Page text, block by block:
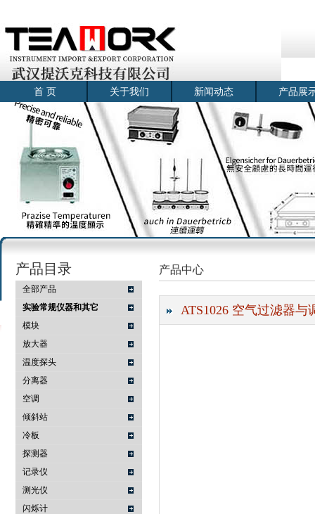
武汉提沃克科技有限公司
首 页 关于我们 新闻动态 产品展
产品目录
全部产品
实验常规仪器和其它
模块
放大器
温度探头
分离器
空调
倾斜站
冷板
探测器
记录仪
测光仪
闪烁计
产品中心
ATS1026 空气过滤器与